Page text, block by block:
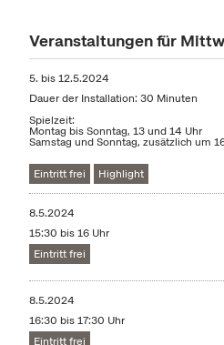
Veranstaltungen für
5. bis12.5.2024
Dauer der Installation: 30 Minuten
Spielzeit:
Montag bis Sonntag, 13 und 14 Uhr
Samstag und Sonntag, zusätzlich um
Eintritt frei Highlight
8.5.2024
15:30 bis 16 Uhr
Eintritt frei
8.5.2024
16:30 bis 17:30 Uhr
Eintritt frei